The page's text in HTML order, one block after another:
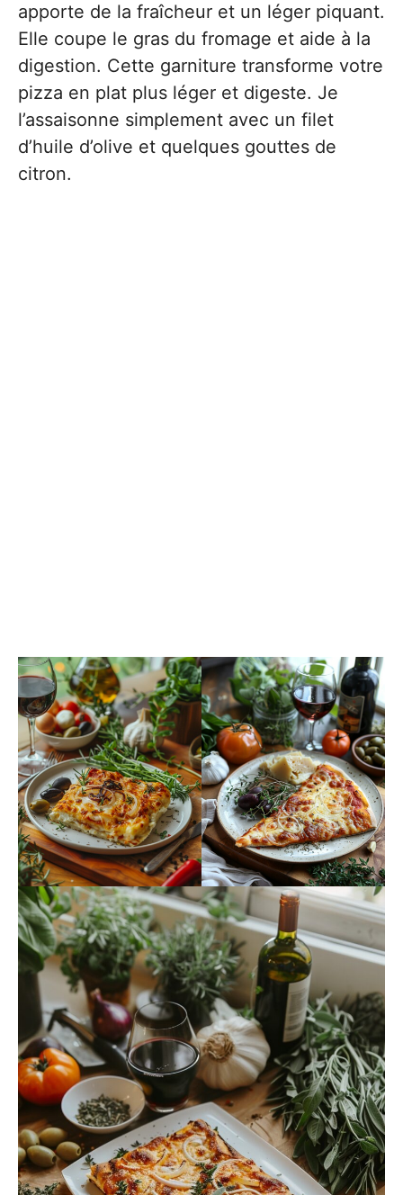
apporte de la fraîcheur et un léger piquant.
Elle coupe le gras du fromage et aide à la
digestion. Cette garniture transforme votre
pizza en plat plus léger et digeste. Je
l’assaisonne simplement avec un filet
d’huile d’olive et quelques gouttes de
citron.